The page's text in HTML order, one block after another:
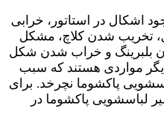
اشکال در استاتور، خرابی
تخریب شدن کلاچ، مشکل
بلبرینگ و خراب شدن شکل
مواردی هستند که سبب
پاکشوما نچرخد. برای
لباسشویی پاکشوما در